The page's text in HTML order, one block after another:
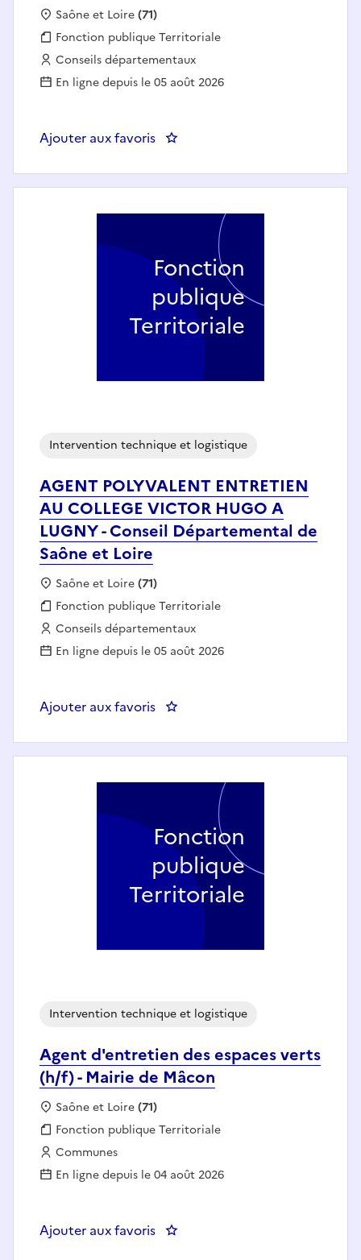
Localisation :
Saône et Loire(71)
Fonction publique :
Fonction publique Territoriale
Employeur :
Conseils départementaux
En ligne depuis le 05 août 2026
Ajouter aux favoris : SECOND DE CUISINE AU
AGENT POLYVALENT ENTRETIEN
AU COLLEGE VICTOR HUGO A
LUGNY - Conseil Départemental de
Saône et Loire
Intervention technique et logistique
Localisation :
Saône et Loire(71)
Fonction publique :
Fonction publique Territoriale
Employeur :
Conseils départementaux
En ligne depuis le 05 août 2026
Ajouter aux favoris : AGENT POLYVALENT
Fonction
publique
Territoriale
Agent d'entretien des espaces verts
(h/f) - Mairie de Mâcon
Intervention technique et logistique
Localisation :
Saône et Loire(71)
Fonction publique :
Fonction publique Territoriale
Employeur :
Communes
En ligne depuis le 04 août 2026
Ajouter aux favoris : Agent d'entretien des
Fonction
publique
Territoriale